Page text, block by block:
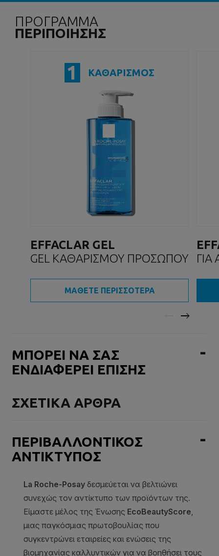
ΠΡΟΓΡΑΜΜΑ
ΠΕΡΙΠΟΙΗΣΗΣ
1 ΚΑΘΑΡΙΣΜΟΣ
EFFACLAR GEL
GEL ΚΑΘΑΡΙΣΜΟΥ ΠΡΟΣΩΠΟΥ
ΜΑΘΕΤΕ ΠΕΡΙΣΣΟΤΕΡΑ
ΜΠΟΡΕΙ ΝΑ ΣΑΣ
ΕΝΔΙΑΦΕΡΕΙ ΕΠΙΣΗΣ
ΣΧΕΤΙΚΑ ΑΡΘΡΑ
ΠΕΡΙΒΑΛΛΟΝΤΙΚΟΣ
ΑΝΤΙΚΤΥΠΟΣ